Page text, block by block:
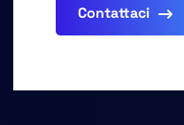
Contattaci